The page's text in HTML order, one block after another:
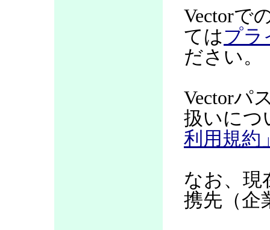
Vectorで
てはプラ
ださい。
Vectorパ
扱いにつ
利用規約
なお、現
携先（企